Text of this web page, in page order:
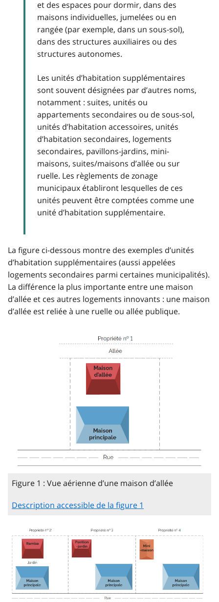
et des espaces pour dormir, dans des
maisons individuelles, jumelées ou en
rangée (par exemple, dans un sous-sol),
dans des structures auxiliaires ou des
structures autonomes.
Les unités d’habitation supplémentaires
sont souvent désignées par d’autres noms,
notamment : suites, unités ou
appartements secondaires ou de sous-sol,
unités d’habitation accessoires, unités
d’habitation secondaires, logements
secondaires, pavillons-jardins, mini-
maisons, suites/maisons d’allée ou sur
ruelle. Les règlements de zonage
municipaux établiront lesquelles de ces
unités peuvent être comptées comme une
unité d’habitation supplémentaire.
La figure ci-dessous montre des exemples d’unités
d’habitation supplémentaires (aussi appelées
logements secondaires parmi certaines municipalités).
La différence la plus importante entre une maison
d’allée et ces autres logements innovants : une maison
d’allée est reliée à une ruelle ou allée publique.
Figure 1 : Vue aérienne d’une maison d’allée
Description accessible de la figure 1
Image